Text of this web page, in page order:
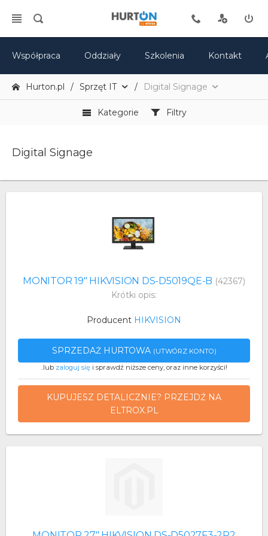
Współpraca Oddziały Szkolenia Kontakt
Hurton.pl Sprzęt IT Digital Signage
Kategorie Filtry
Digital Signage
MONITOR 19" HIKVISION DS-D5019QE-B (42367)
Krótki opis:
Producent HIKVISION
SPRZEDAŻ HURTOWA (UTWÓRZ KONTO)
..lub zaloguj się i sprawdź niższe ceny, oraz inne korzyści!
KUPUJESZ DETALICZNIE? PRZEJDŹ NA
ELTROX.PL